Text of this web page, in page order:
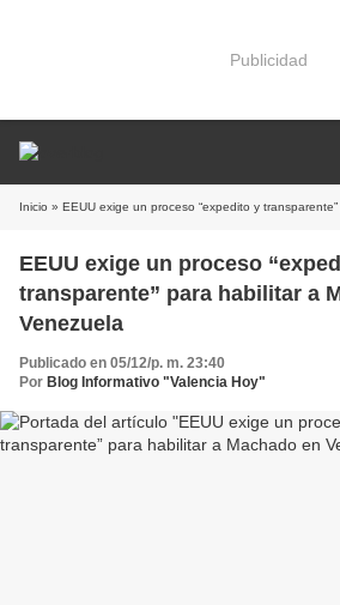
Publicidad
Inicio » EEUU exige un proceso “expedito y transparente” para
EEUU exige un proceso
transparente” para habilitar a
Venezuela
Publicado en 05/12/p. m. 23:40
Por Blog Informativo "Valencia Hoy"